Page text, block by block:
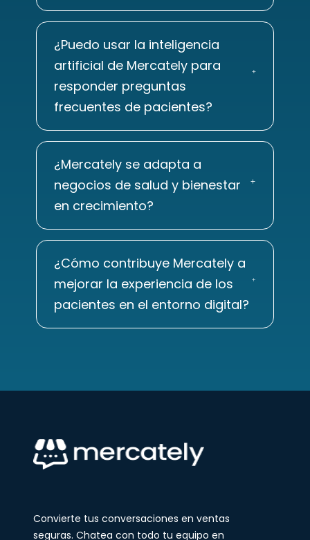
¿Puedo usar la inteligencia
artificial de Mercately para
responder preguntas
frecuentes de pacientes?
¿Mercately se adapta a
negocios de salud y bienestar
en crecimiento?
¿Cómo contribuye Mercately a
mejorar la experiencia de los
pacientes en el entorno digital?
Convierte tus conversaciones en ventas
seguras. Chatea con todo tu equipo en